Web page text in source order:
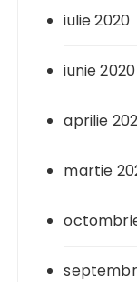
iulie 2020
iunie 2020
aprilie
martie